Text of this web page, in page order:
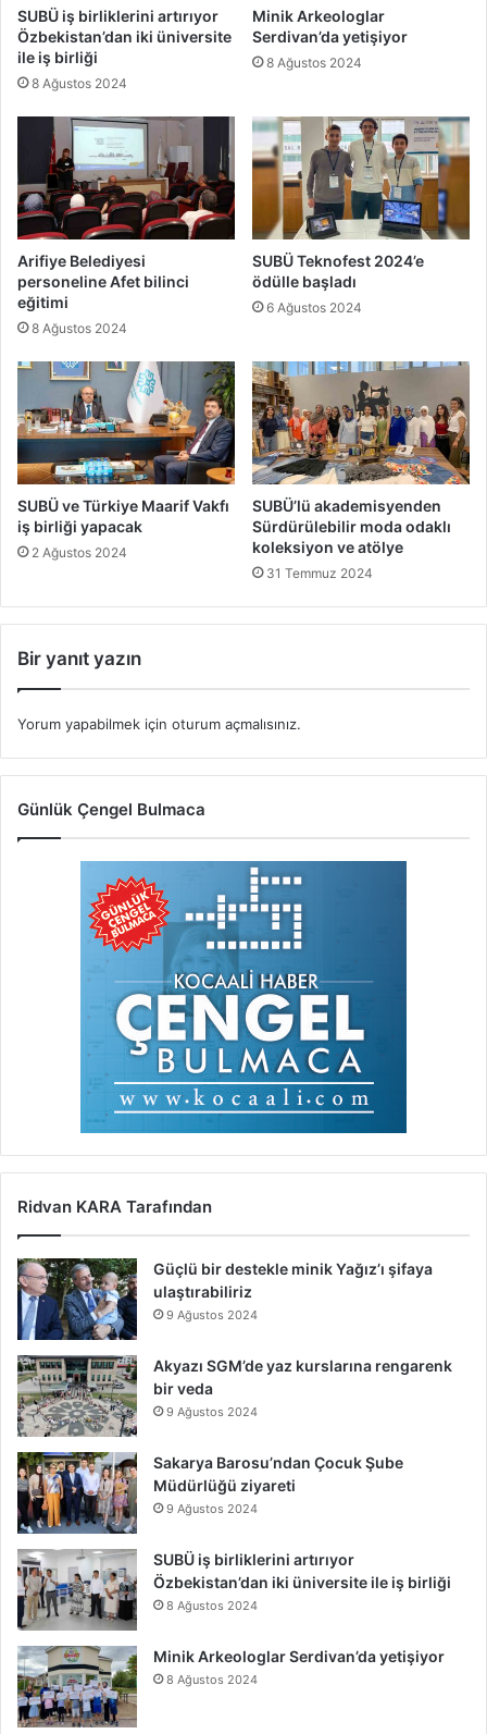
SUBÜ iş birliklerini artırıyor
Özbekistan’dan iki üniversite
ile iş birliği
8 Ağustos 2024
Minik Arkeologlar
Serdivan’da yetişiyor
8 Ağustos 2024
Arifiye Belediyesi
personeline Afet bilinci
eğitimi
8 Ağustos 2024
SUBÜ Teknofest 2024’e
ödülle başladı
6 Ağustos 2024
SUBÜ ve Türkiye Maarif Vakfı
iş birliği yapacak
2 Ağustos 2024
SUBÜ’lü akademisyenden
Sürdürülebilir moda odaklı
koleksiyon ve atölye
31 Temmuz 2024
Bir yanıt yazın
Yorum yapabilmek için oturum açmalısınız.
Günlük Çengel Bulmaca
Ridvan KARA Tarafından
Güçlü bir destekle minik Yağız’ı şifaya
ulaştırabiliriz
9 Ağustos 2024
Akyazı SGM’de yaz kurslarına rengarenk
bir veda
9 Ağustos 2024
Sakarya Barosu’ndan Çocuk Şube
Müdürlüğü ziyareti
9 Ağustos 2024
SUBÜ iş birliklerini artırıyor
Özbekistan’dan iki üniversite ile iş birliği
8 Ağustos 2024
Minik Arkeologlar Serdivan’da yetişiyor
8 Ağustos 2024